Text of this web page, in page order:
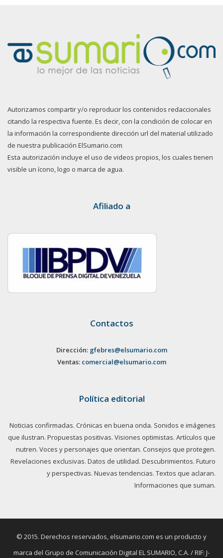
Autorizamos compartir y/o reproducir los contenidos redaccionales
citando la respectiva fuente. Es decir, con la condición de colocar en
la información la correspondiente dirección url del material utilizado
de nuestra publicación ElSumario.com
Esta autorización incluye el uso de videos propios, los cuales tienen
visible un ícono, logo o marca de agua.
Afiliado a
Contactos
Dirección: gfebres@elsumario.com
Ventas: comercial@elsumario.com
Política editorial
Noticias confirmadas. Crónicas en buena onda. Sonidos e imágenes
que ilustran. Propuestas positivas. Visiones optimistas. Artículos que
nutren. Voces y personajes que orientan. Consejos que protegen.
Revelaciones exclusivas. Datos de utilidad. Descubrimientos. Futuro
y perspectivas. Nuevas tendencias. Textos que aclaran.
Informaciones que suman.
© 2015. Derechos reservados, elsumario.com es un producto y
marca del Grupo de Comunicación Digital EL SUMARIO, C.A. / RIF: J-